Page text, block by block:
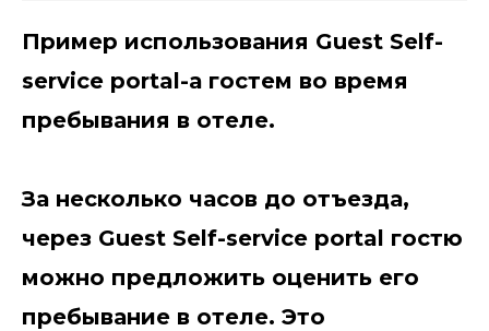
Пример использования Guest Self-
service portal-а гостем во время
пребывания в отеле.
За несколько часов до отъезда,
через Guest Self-service portal гостю
можно предложить оценить его
пребывание в отеле. Это